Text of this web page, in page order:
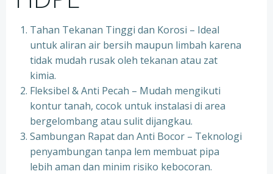
Tahan Tekanan Tinggi dan Korosi – Ideal
untuk aliran air bersih maupun limbah karena
tidak mudah rusak oleh tekanan atau zat
kimia.
Fleksibel & Anti Pecah – Mudah mengikuti
kontur tanah, cocok untuk instalasi di area
bergelombang atau sulit dijangkau.
Sambungan Rapat dan Anti Bocor – Teknologi
penyambungan tanpa lem membuat pipa
lebih aman dan minim risiko kebocoran.